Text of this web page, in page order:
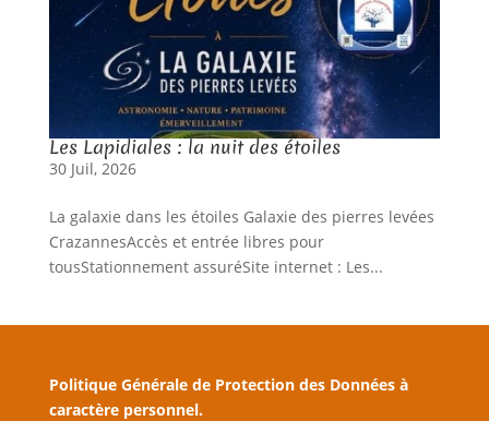
Les Lapidiales : la nuit des étoiles
30 Juil, 2026
La galaxie dans les étoiles Galaxie des pierres levées
CrazannesAccès et entrée libres pour
tousStationnement assuréSite internet : Les...
Politique Générale de Protection des Données à
caractère personnel.